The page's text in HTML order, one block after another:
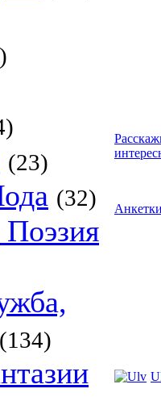
(23)
(32)
(134)